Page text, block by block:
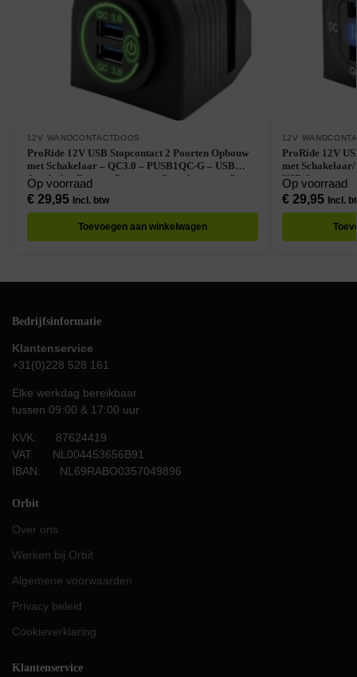
12V WANDCONTACTDOOS
ProRide 12V USB Stopcontact 2 Poorten Opbouw
met Schakelaar – QC3.0 – PUSB1QC-G – USB
Autolader, Boot en Camper – Complete set – Groen
Op voorraad
€29,95 Incl. btw
Toevoegen aan winkelwagen
12V
ProRide 12V
met
USB
set – Blauw
Op voorraad
€29,95 Incl.
Bedrijfsinformatie
Klantenservice
+31(0)228 528 161
Elke werkdag bereikbaar
tussen 09:00 & 17:00 uur
KVK: 87624419
VAT: NL004453656B91
IBAN: NL69RABO0357049896
Orbit
Over ons
Werken bij Orbit
Algemene voorwaarden
Privacy beleid
Cookieverklaring
Klantenservice